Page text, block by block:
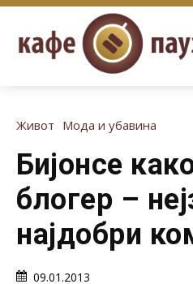
Живот Мода и убавина
Бијонсе
блогер –
најдобри
09.01.2013